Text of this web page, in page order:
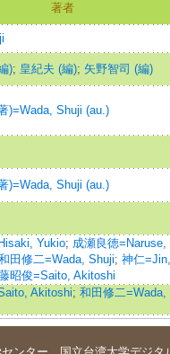
著者
); 皇紀夫 (編); 矢野智司 (編)
)=Wada, Shuji (au.)
)=Wada, Shuji (au.)
Yukio; 成瀬良徳=Naruse,
田修二=Wada, Shuji; 神仁=Jin,
昭俊=Saito, Akitoshi
Akitoshi; 和田修二=Wada,